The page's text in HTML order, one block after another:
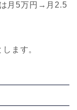
月5万円→月2.5
ます。